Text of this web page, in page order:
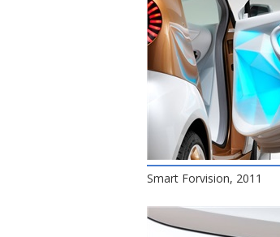
Smart Forvision, 2011